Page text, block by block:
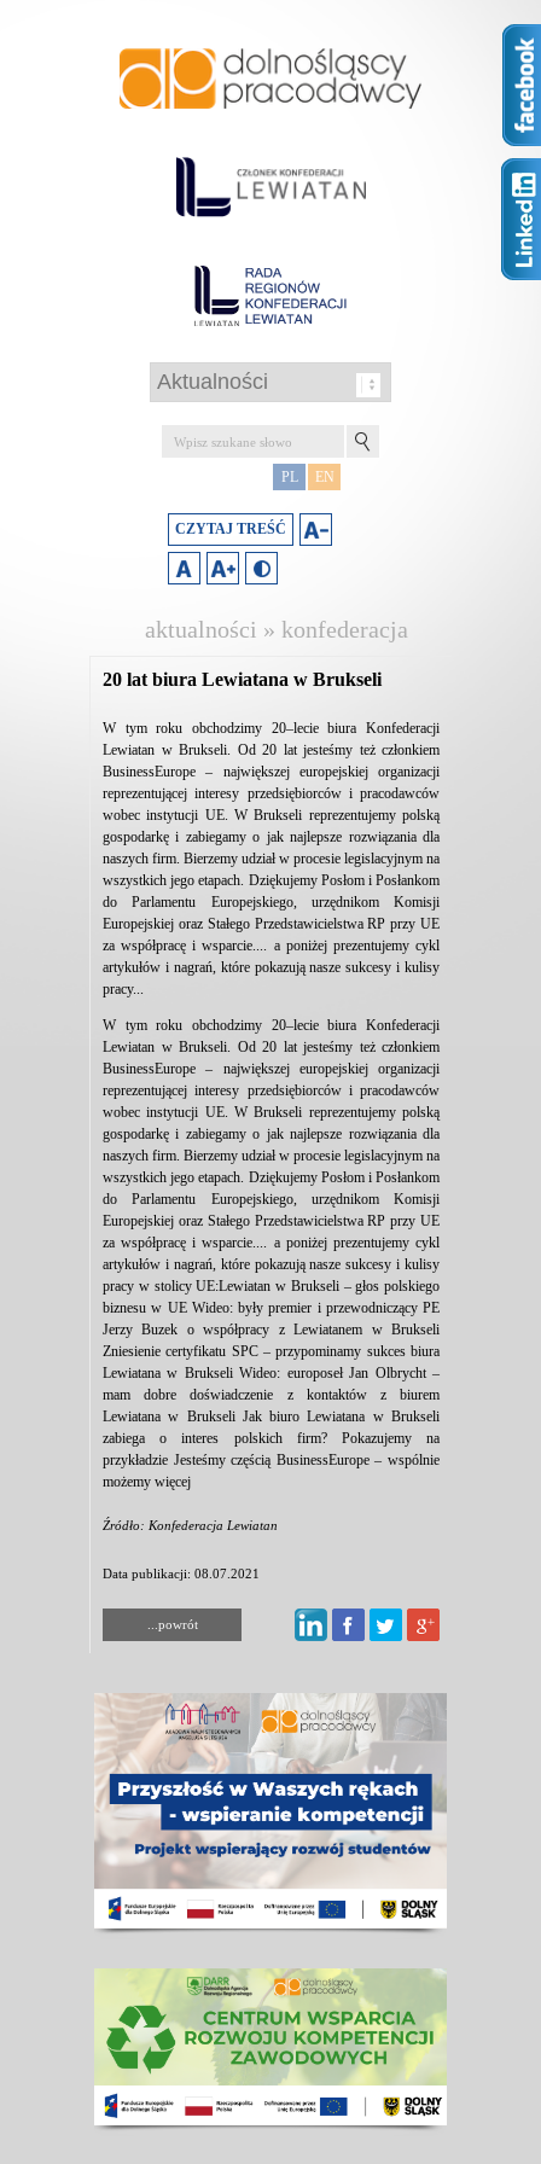
PL EN
CZYTAJ TREŚĆ
aktualności » konfederacja
20 lat biura Lewiatana w Brukseli
W tym roku obchodzimy 20–lecie biura Konfederacji
Lewiatan w Brukseli. Od 20 lat jesteśmy też członkiem
BusinessEurope – największej europejskiej organizacji
reprezentującej interesy przedsiębiorców i pracodawców
wobec instytucji UE. W Brukseli reprezentujemy polską
gospodarkę i zabiegamy o jak najlepsze rozwiązania dla
naszych firm. Bierzemy udział w procesie legislacyjnym na
wszystkich jego etapach. Dziękujemy Posłom i Posłankom
do Parlamentu Europejskiego, urzędnikom Komisji
Europejskiej oraz Stałego Przedstawicielstwa RP przy UE
za współpracę i wsparcie.... a poniżej prezentujemy cykl
artykułów i nagrań, które pokazują nasze sukcesy i kulisy
pracy...
W tym roku obchodzimy 20–lecie biura Konfederacji
Lewiatan w Brukseli. Od 20 lat jesteśmy też członkiem
BusinessEurope – największej europejskiej organizacji
reprezentującej interesy przedsiębiorców i pracodawców
wobec instytucji UE. W Brukseli reprezentujemy polską
gospodarkę i zabiegamy o jak najlepsze rozwiązania dla
naszych firm. Bierzemy udział w procesie legislacyjnym na
wszystkich jego etapach. Dziękujemy Posłom i Posłankom
do Parlamentu Europejskiego, urzędnikom Komisji
Europejskiej oraz Stałego Przedstawicielstwa RP przy UE
za współpracę i wsparcie.... a poniżej prezentujemy cykl
artykułów i nagrań, które pokazują nasze sukcesy i kulisy
pracy w stolicy UE:Lewiatan w Brukseli – głos polskiego
biznesu w UE Wideo: były premier i przewodniczący PE
Jerzy Buzek o współpracy z Lewiatanem w Brukseli
Zniesienie certyfikatu SPC – przypominamy sukces biura
Lewiatana w Brukseli Wideo: europoseł Jan Olbrycht –
mam dobre doświadczenie z kontaktów z biurem
Lewiatana w Brukseli Jak biuro Lewiatana w Brukseli
zabiega o interes polskich firm? Pokazujemy na
przykładzie Jesteśmy częścią BusinessEurope – wspólnie
możemy więcej
Źródło: Konfederacja Lewiatan
Data publikacji: 08.07.2021
...powrót